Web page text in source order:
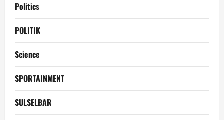
Politics
POLITIK
Science
SPORTAINMENT
SULSELBAR